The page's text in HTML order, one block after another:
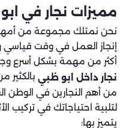
مميزات نجار في
نحن نمتلك مجموعة من أمهر
إنجاز العمل في وقت قياسي
أكثر من مهمة بشكل أسرع
نجار داخل ابو ظبي بالكثير
من أهم النجارين في الوطن
لتلبية احتياجاتك في تركيب
يتميز بها: